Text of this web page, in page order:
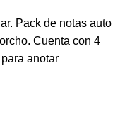
Pack de notas auto
Cuenta con 4
anotar